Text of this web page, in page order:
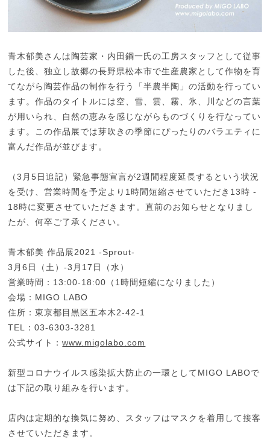
青木郁美さんは陶芸家・内田鋼一氏の工房スタッフとして従事
した後、独立し故郷の長野県松本市で生産農家として作物を育
てながら陶芸作品の制作を行う「半農半陶」の活動を行ってい
ます。作品のタイトルには空、雪、雲、霧、氷、川などの言葉
が用いられ、自然の恵みを感じながらものづくりを行なってい
ます。この作品展では芽吹きの季節にぴったりのバラエティに
富んだ作品が並びます。
（3月5日追記）緊急事態宣言が2週間程度延長するという状況
を受け、営業時間を予定より1時間短縮させていただき13時 -
18時に変更させていただきます。直前のお知らせとなりまし
たが、何卒ご了承ください。
青木郁美 作品展2021 -Sprout-
3月6日（土）-3月17日（水）
営業時間：13:00-18:00（1時間短縮になりました）
会場：MIGO LABO
住所：東京都目黒区五本木2-42-1
TEL：03-6303-3281
公式サイト：www.migolabo.com
新型コロナウイルス感染拡大防止の一環としてMIGO LABOで
は下記の取り組みを行います。
店内は定期的な換気に努め、スタッフはマスクを着用して接客
させていただきます。